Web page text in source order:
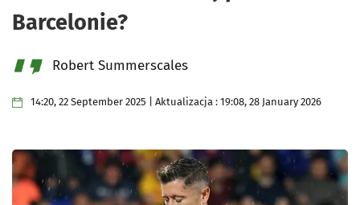
Barcelonie?
Robert Summerscales
14:20, 22 September 2025 | Aktualizacja : 19:08, 28 January 2026